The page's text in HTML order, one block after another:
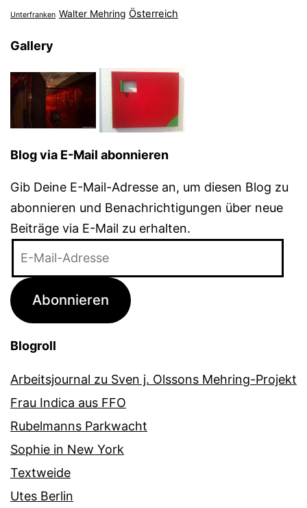
Unterfranken Walter Mehring Österreich
Gallery
Blog via E-Mail abonnieren
Gib Deine E-Mail-Adresse an, um diesen Blog zu
abonnieren und Benachrichtigungen über neue
Beiträge via E-Mail zu erhalten.
Adresse
Abonnieren
Blogroll
Arbeitsjournal zu Sven j. Olssons Mehring-Projekt
Frau Indica aus FFO
Rubelmanns Parkwacht
Sophie in New York
Textweide
Utes Berlin